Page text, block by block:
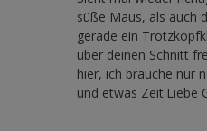
süße Maus, als auch
gerade ein
über deinen Schnitt
hier, ich brauche nur
und etwas Zeit.Liebe